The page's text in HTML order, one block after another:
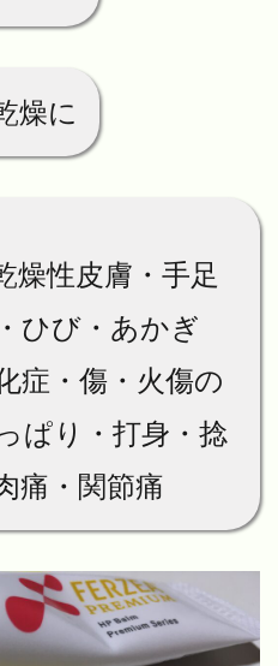
燥に
燥性皮膚・手足
ひび・あかぎ
症・傷・火傷の
ぱり・打身・捻
痛・関節痛